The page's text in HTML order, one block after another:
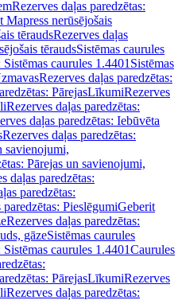
Rezerves daļas paredzētas:
Mapress nerūsējošais
tēraudsRezerves daļas
tēraudsSistēmas caurules
caurules 1.4401 Sistēmas
Rezerves daļas paredzētas:
PārejasLīkumiRezerves
Rezerves daļas paredzētas:
daļas paredzētas: Iebūvēta
Rezerves daļas paredzētas:
savienojumi,
Pārejas un savienojumi,
daļas paredzētas:
paredzētas:
paredzētas: PieslēgumiGeberit
Rezerves daļas paredzētas:
gāzeSistēmas caurules
caurules 1.4401Caurules
PārejasLīkumiRezerves
Rezerves daļas paredzētas: